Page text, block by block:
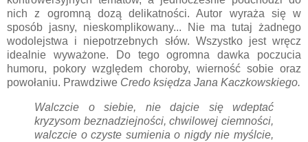
nich z ogromną dozą delikatności. Autor wyraża się w
sposób jasny, nieskomplikowany... Nie ma tutaj żadnego
wodolejstwa i niepotrzebnych słów. Wszystko jest wręcz
idealnie wyważone. Do tego ogromna dawka poczucia
humoru, pokory względem choroby, wierność sobie oraz
powołaniu. Prawdziwe Credo księdza Jana Kaczkowskiego.
Walczcie o siebie, nie dajcie się wdeptać
kryzysom beznadziejności, chwilowej ciemności,
walczcie o czyste sumienia o nigdy nie myślcie,